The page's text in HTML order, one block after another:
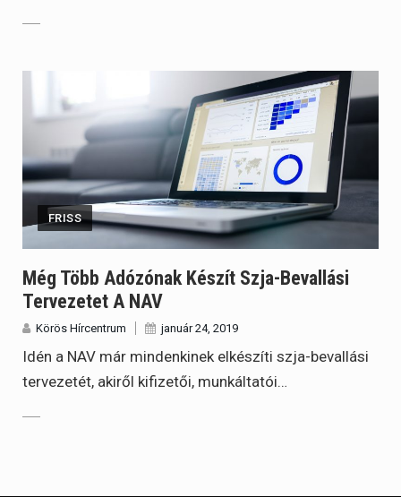
FRISS
Még Több Adózónak Készít Szja-Bevallási
Tervezetet A NAV
Körös Hírcentrum január 24, 2019
Idén a NAV már mindenkinek elkészíti szja-bevallási
tervezetét, akiről kifizetői, munkáltatói…